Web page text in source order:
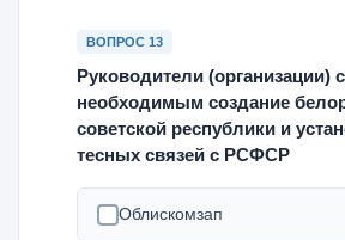
ВОПРОС 13
Руководители (организации)
необходимым создание
советской республики и
тесных связей с РСФСР
Облискомзап